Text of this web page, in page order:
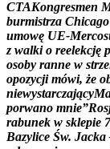
CTAKongresmen
burmistrza Chicago
umowę UE-Mercos
z walki o reelekcję p
osoby ranne w strze
opozycji mówi, że o
niewystarczającyM
porwano mnie”Ros
rabunek w sklepie 7
Bazylice Św. Jacka